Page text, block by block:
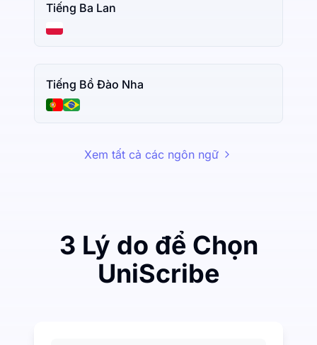
Tiếng Ba Lan
Tiếng Bồ Đào Nha
Xem tất cả các ngôn ngữ
3 Lý do để Chọn
UniScribe